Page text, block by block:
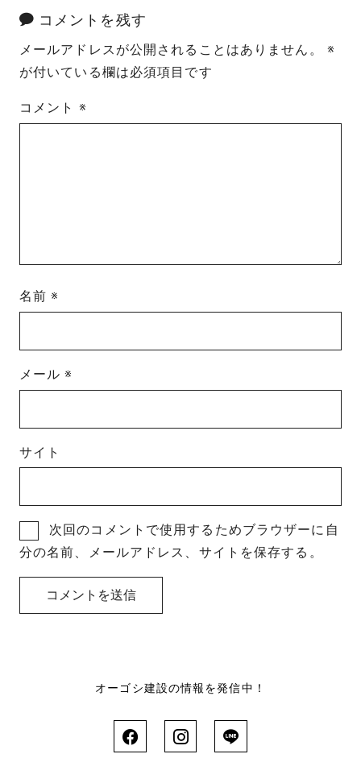
コメントを残す
メールアドレスが公開されることはありません。
※
が付いている欄は必須項目です
コメント ※
名前※
メール※
サイト
次回のコメントで使用するためブラウザーに自
分の名前、メールアドレス、サイトを保存する。
オーゴシ建設の情報を発信中！